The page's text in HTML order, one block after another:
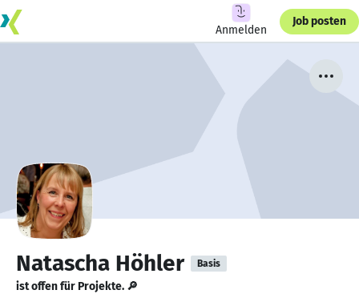
Anmelden
Job posten
Natascha Höhler Basis
ist offen für Projekte. 🔎